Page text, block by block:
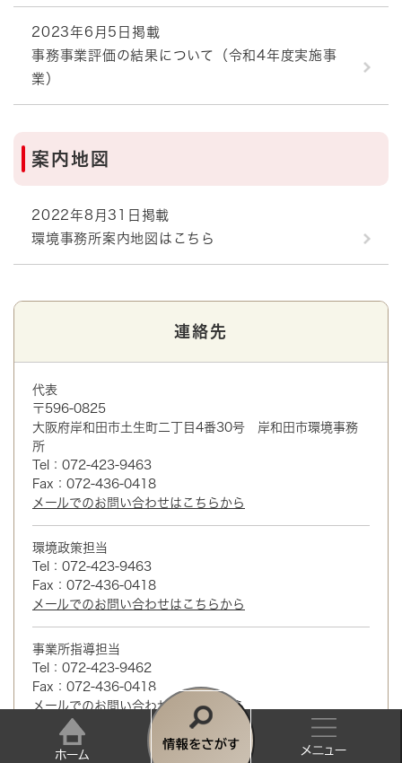
情
2023年6月5日掲載
事務事業評価の結果について（令和4年度実施事
業）
案内地図
2022年8月31日掲載
環境事務所案内地図はこちら
連絡先
代表
〒596-0825
大阪府岸和田市土生町二丁目4番30号 岸和田市環境事務
所
Tel：072-423-9463
Fax：072-436-0418
メールでのお問い合わせはこちらから
環境政策担当
Tel：072-423-9463
Fax：072-436-0418
メールでのお問い合わせはこちらから
事業所指導担当
Tel：072-423-9462
Fax：072-436-0418
メールでのお問い合わせはこちらから